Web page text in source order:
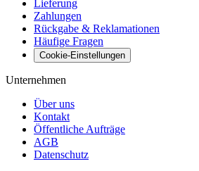
Lieferung
Zahlungen
Rückgabe & Reklamationen
Häufige Fragen
Cookie-Einstellungen
Unternehmen
Über uns
Kontakt
Öffentliche Aufträge
AGB
Datenschutz